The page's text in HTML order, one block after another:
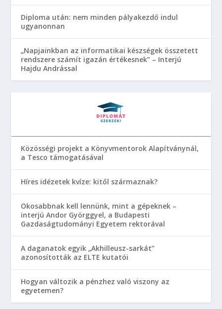
Diploma után: nem minden pályakezdő indul
ugyanonnan
„Napjainkban az informatikai készségek összetett
rendszere számít igazán értékesnek” – Interjú
Hajdu Andrással
Közösségi projekt a Könyvmentorok Alapítványnál,
a Tesco támogatásával
Híres idézetek kvíze: kitől származnak?
Okosabbnak kell lennünk, mint a gépeknek –
interjú Andor Györggyel, a Budapesti
Gazdaságtudományi Egyetem rektorával
A daganatok egyik „Akhilleusz-sarkát”
azonosították az ELTE kutatói
Hogyan változik a pénzhez való viszony az
egyetemen?